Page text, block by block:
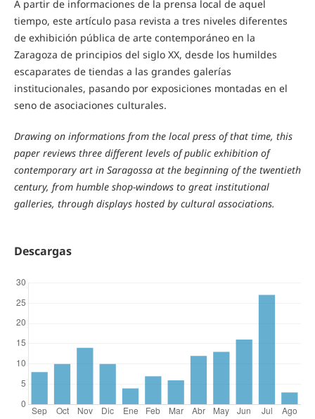
A partir de informaciones de la prensa local de aquel
tiempo, este artículo pasa revista a tres niveles diferentes
de exhibición pública de arte contemporáneo en la
Zaragoza de principios del siglo XX, desde los humildes
escaparates de tiendas a las grandes galerías
institucionales, pasando por exposiciones montadas en el
seno de asociaciones culturales.
Drawing on informations from the local press of that time, this
paper reviews three different levels of public exhibition of
contemporary art in Saragossa at the beginning of the twentieth
century, from humble shop-windows to great institutional
galleries, through displays hosted by cultural associations.
Descargas